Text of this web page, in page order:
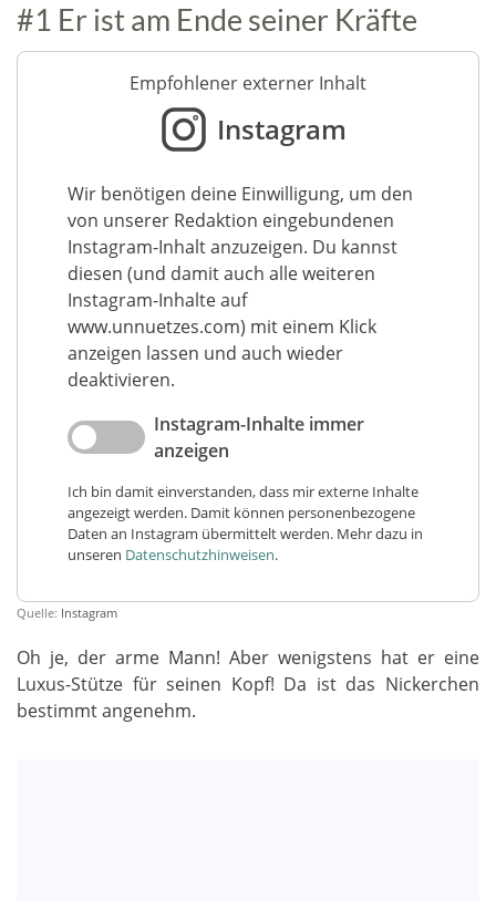
#1 Er ist am Ende seiner Kräfte
Empfohlener externer Inhalt
Instagram
Wir benötigen deine Einwilligung, um den
von unserer Redaktion eingebundenen
Instagram-Inhalt anzuzeigen. Du kannst
diesen (und damit auch alle weiteren
Instagram-Inhalte auf
www.unnuetzes.com) mit einem Klick
anzeigen lassen und auch wieder
deaktivieren.
Instagram-Inhalte immer
anzeigen
Ich bin damit einverstanden, dass mir externe Inhalte
angezeigt werden. Damit können personenbezogene
Daten an Instagram übermittelt werden. Mehr dazu in
unseren Datenschutzhinweisen.
Quelle: Instagram
Oh je, der arme Mann! Aber wenigstens hat er eine
Luxus-Stütze für seinen Kopf! Da ist das Nickerchen
bestimmt angenehm.